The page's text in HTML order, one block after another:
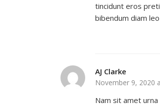
tincidunt eros
bibendum diam
AJ Clarke
November 9, 2020
Nam sit amet